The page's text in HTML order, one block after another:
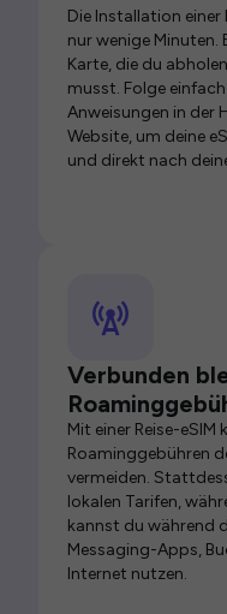
Die Installation einer
nur wenige Minuten.
Karte, die du
musst. Folge
Anweisungen in der
Website, um deine
und direkt nach
Verbunden
Mit einer Reise-
Roaminggebühren
vermeiden.
lokalen Tarifen,
kannst du während
Messaging-Apps,
Internet nutzen.